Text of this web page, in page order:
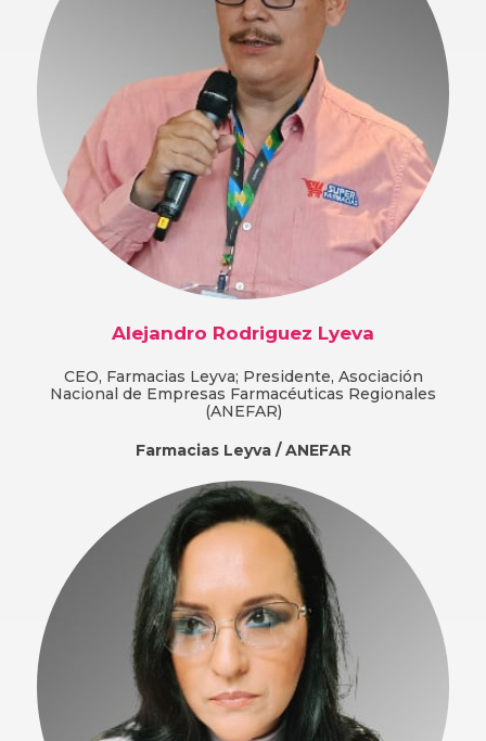
Alejandro Rodriguez Lyeva
CEO, Farmacias Leyva; Presidente, Asociación
Nacional de Empresas Farmacéuticas Regionales
(ANEFAR)
Farmacias Leyva / ANEFAR